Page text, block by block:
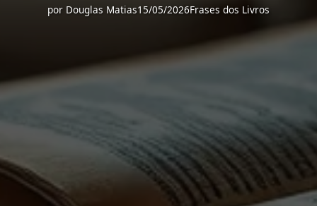
por Douglas Matias15/05/2026Frases dos Livros